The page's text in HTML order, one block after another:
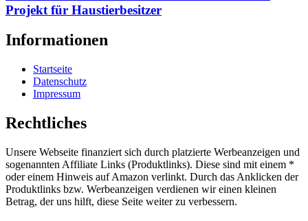
Projekt für Haustierbesitzer
Informationen
Startseite
Datenschutz
Impressum
Rechtliches
Unsere Webseite finanziert sich durch platzierte Werbeanzeigen und
sogenannten Affiliate Links (Produktlinks). Diese sind mit einem *
oder einem Hinweis auf Amazon verlinkt. Durch das Anklicken der
Produktlinks bzw. Werbeanzeigen verdienen wir einen kleinen
Betrag, der uns hilft, diese Seite weiter zu verbessern.